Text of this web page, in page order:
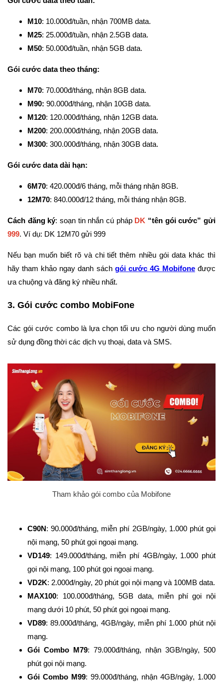
M10: 10.000đ/tuần, nhận 700MB data.
M25: 25.000đ/tuần, nhận 2.5GB data.
M50: 50.000đ/tuần, nhận 5GB data.
Gói cước data theo tháng:
M70: 70.000đ/tháng, nhận 8GB data.
M90: 90.000đ/tháng, nhận 10GB data.
M120: 120.000đ/tháng, nhận 12GB data.
M200: 200.000đ/tháng, nhận 20GB data.
M300: 300.000đ/tháng, nhận 30GB data.
Gói cước data dài hạn:
6M70: 420.000đ/6 tháng, mỗi tháng nhận 8GB.
12M70: 840.000đ/12 tháng, mỗi tháng nhận 8GB.
Cách đăng ký: soạn tin nhắn cú pháp DK “tên gói cước” gửi
999. Ví dụ: DK 12M70 gửi 999
Nếu bạn muốn biết rõ và chi tiết thêm nhiều gói data khác thì
hãy tham khảo ngay danh sách gói cước 4G Mobifoneđược
ưa chuộng và đăng ký nhiều nhất.
3. Gói cước combo MobiFone
Các gói cước combo là lựa chọn tối ưu cho người dùng muốn
sử dụng đồng thời các dịch vụ thoại, data và SMS.
Tham khảo gói combo của Mobifone
C90N: 90.000đ/tháng, miễn phí 2GB/ngày, 1.000 phút gọi
nội mạng, 50 phút gọi ngoại mạng.
VD149: 149.000đ/tháng, miễn phí 4GB/ngày, 1.000 phút
gọi nội mạng, 100 phút gọi ngoại mạng.
VD2K: 2.000đ/ngày, 20 phút gọi nội mạng và 100MB data.
MAX100: 100.000đ/tháng, 5GB data, miễn phí gọi nội
mạng dưới 10 phút, 50 phút gọi ngoại mạng.
VD89: 89.000đ/tháng, 4GB/ngày, miễn phí 1.000 phút nội
mạng.
Gói Combo M79: 79.000đ/tháng, nhận 3GB/ngày, 500
phút gọi nội mạng.
Gói Combo M99: 99.000đ/tháng, nhận 4GB/ngày, 1.000